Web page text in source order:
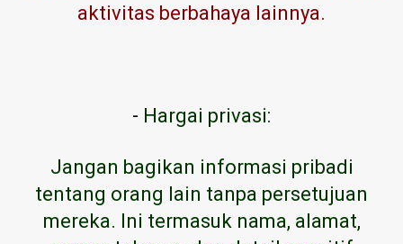
aktivitas berbahaya lainnya.
- Hargai privasi:
Jangan bagikan informasi pribadi
tentang orang lain tanpa persetujuan
mereka. Ini termasuk nama, alamat,